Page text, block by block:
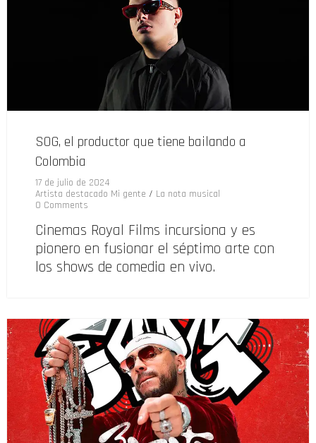
SOG, el productor que tiene bailando a
Colombia
17 de julio de 2024
Artista destacado Mi gente / La nota musical
0 Comments
Cinemas Royal Films incursiona y es
pionero en fusionar el séptimo arte con
los shows de comedia en vivo.